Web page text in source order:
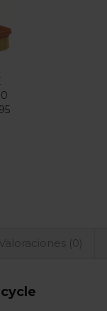
Valoraciones (0)